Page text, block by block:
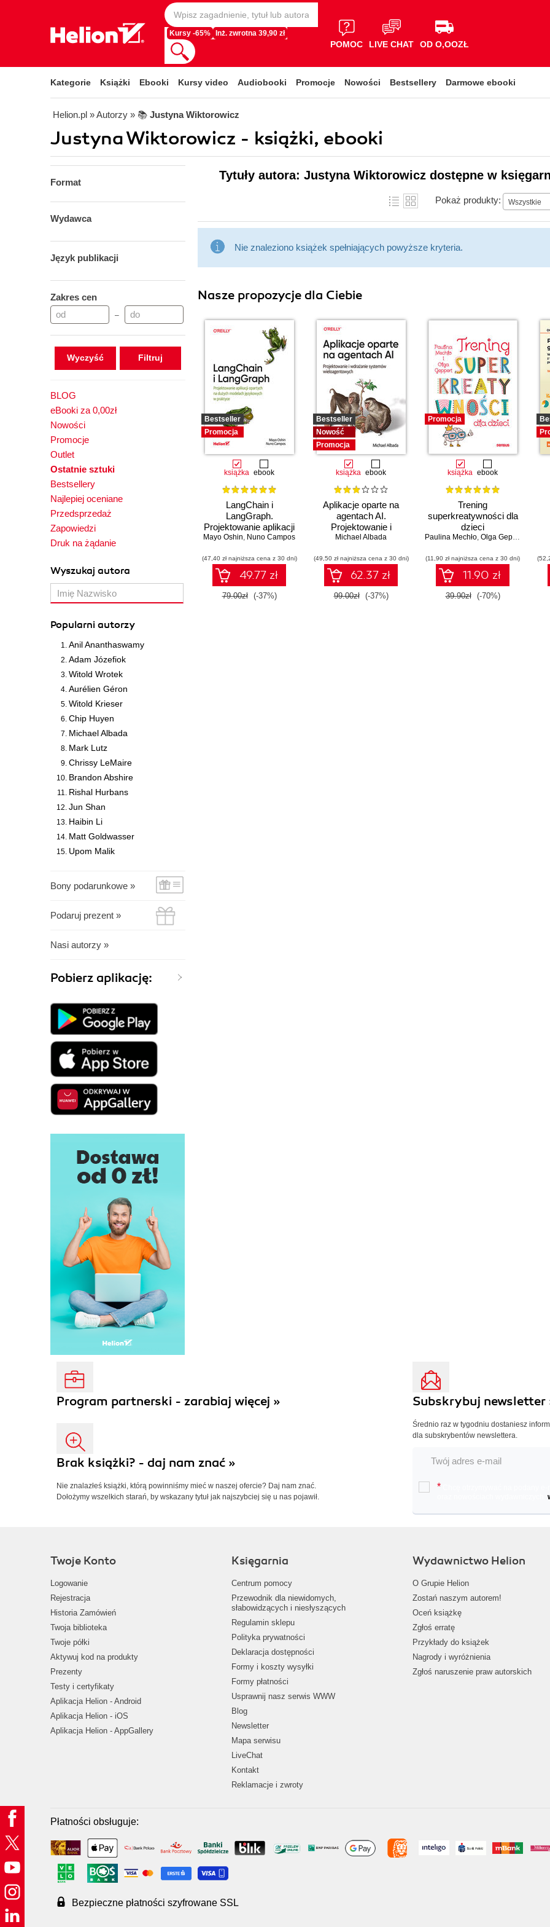
Kursy -65% Inż. zwrotna 39,90 zł
POMOC LIVE CHAT OD O,OOZŁ
Kategorie Książki Ebooki Kursy video Audiobooki Promocje Nowości Bestsellery Darmowe ebooki
Helion.pl » Autorzy » 📚 Justyna Wiktorowicz
Justyna Wiktorowicz - książki, ebooki
Format
Wydawca
Język publikacji
Zakres cen
–
Wyczyść
BLOG
eBooki za 0,00zł
Nowości
Promocje
Outlet
Ostatnie sztuki
Bestsellery
Najlepiej oceniane
Przedsprzedaż
Zapowiedzi
Druk na żądanie
Wyszukaj autora
Popularni autorzy
Anil Ananthaswamy
Adam Józefiok
Witold Wrotek
Aurélien Géron
Witold Krieser
Chip Huyen
Michael Albada
Mark Lutz
Chrissy LeMaire
Brandon Abshire
Rishal Hurbans
Jun Shan
Haibin Li
Matt Goldwasser
Upom Malik
Bony podarunkowe »
Podaruj prezent »
Nasi autorzy »
Pobierz aplikację:
Tytuły autora: Justyna Wiktorowicz dostępne w
Pokaż produkty: Wszystkie
Nie znaleziono książek spełniających powyższe kryteria.
Nasze propozycje dla Ciebie
Bestseller
Promocja
książka ebook
LangChain i
LangGraph.
Projektowanie aplikacji
opartych na dużych
w praktyce
Mayo Oshin, Nuno Campos
(47,40 zł najniższa cena z 30 dni)
49.77 zł
79.00zł (-37%)
Bestseller
Nowość
Promocja
książka ebook
Aplikacje oparte na
agentach AI.
Projektowanie i
wdrażanie systemów
Michael Albada
(49,50 zł najniższa cena z 30 dni)
62.37 zł
99.00zł (-37%)
Promocja
książka ebook
Trening
superkreatywności dla
dzieci
Paulina Mechło, Olga Geppert
(11,90 zł najniższa cena z 30 dni)
11.90 zł
39.90zł (-70%)
Program partnerski - zarabiaj więcej »
Brak książki? - daj nam znać »
Nie znalazłeś książki, którą powinniśmy mieć w naszej ofercie? Daj nam znać.
Dołożymy wszelkich starań, by wskazany tytuł jak najszybciej się u nas pojawił.
Subskrybuj newsletter
Średnio raz w tygodniu dostaniesz
dla subskrybentów newslettera.
*
Twoje Konto
Logowanie
Rejestracja
Historia Zamówień
Twoja biblioteka
Twoje półki
Aktywuj kod na produkty
Prezenty
Testy i certyfikaty
Aplikacja Helion - Android
Aplikacja Helion - iOS
Aplikacja Helion - AppGallery
Księgarnia
Centrum pomocy
Przewodnik dla niewidomych,
słabowidzących i niesłyszących
Regulamin sklepu
Polityka prywatności
Deklaracja dostępności
Formy i koszty wysyłki
Formy płatności
Usprawnij nasz serwis WWW
Blog
Newsletter
Mapa serwisu
LiveChat
Kontakt
Reklamacje i zwroty
Wydawnictwo Helion
O Grupie Helion
Zostań naszym autorem!
Oceń książkę
Zgłoś erratę
Przykłady do książek
Nagrody i wyróżnienia
Zgłoś naruszenie praw autorskich
Płatności obsługuje:
Bezpieczne płatności szyfrowane SSL